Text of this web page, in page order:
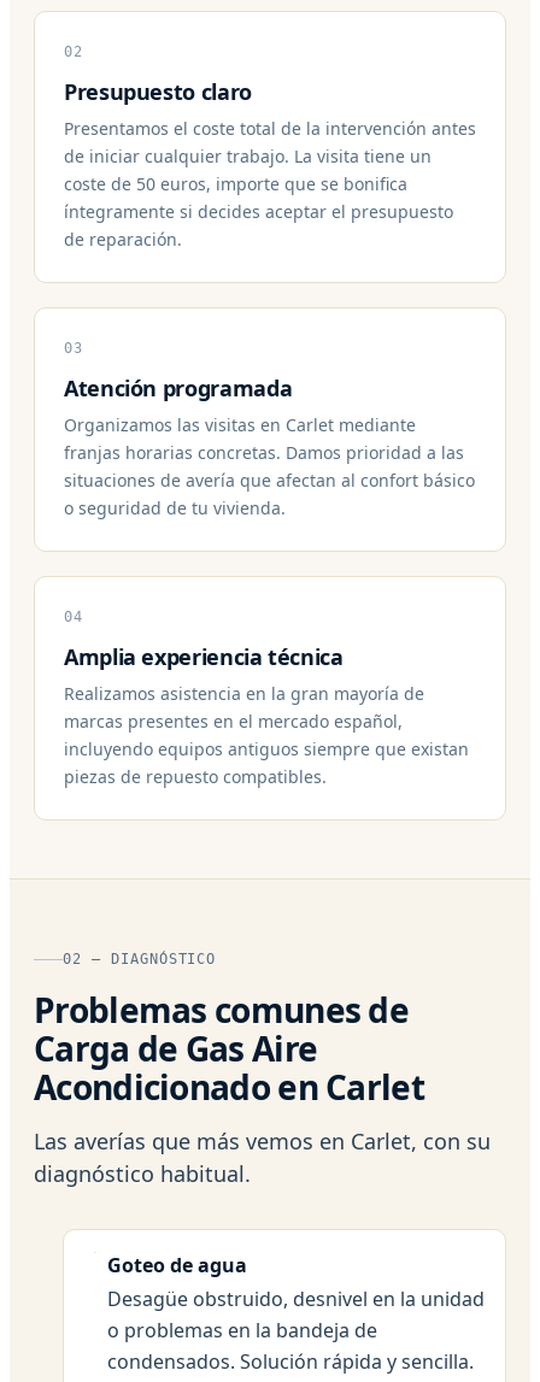
02
Presupuesto claro
Presentamos el coste total de la intervención antes
de iniciar cualquier trabajo. La visita tiene un
coste de 50 euros, importe que se bonifica
íntegramente si decides aceptar el presupuesto
de reparación.
03
Atención programada
Organizamos las visitas en Carlet mediante
franjas horarias concretas. Damos prioridad a las
situaciones de avería que afectan al confort básico
o seguridad de tu vivienda.
04
Amplia experiencia técnica
Realizamos asistencia en la gran mayoría de
marcas presentes en el mercado español,
incluyendo equipos antiguos siempre que existan
piezas de repuesto compatibles.
02 — DIAGNÓSTICO
Problemas comunes de
Carga de Gas Aire
Acondicionado en Carlet
Las averías que más vemos en Carlet, con su
diagnóstico habitual.
Goteo de agua
Desagüe obstruido, desnivel en la unidad
o problemas en la bandeja de
condensados. Solución rápida y sencilla.